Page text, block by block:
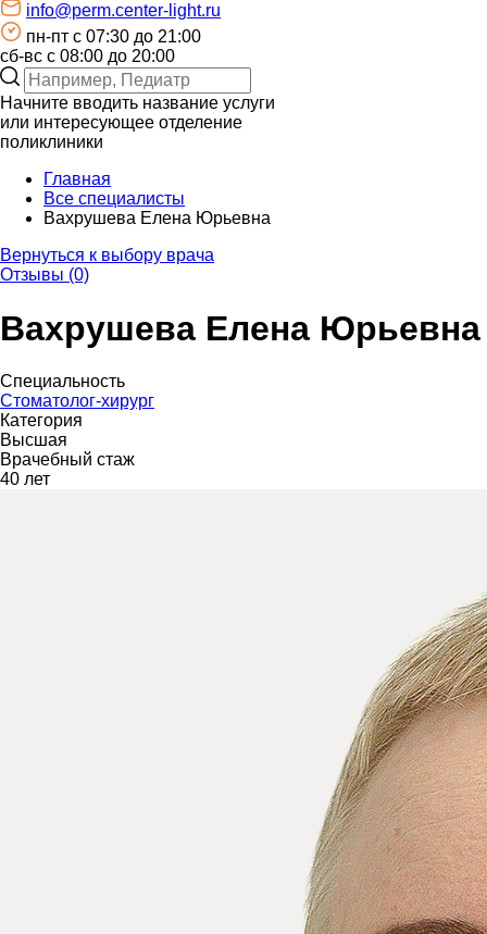
info@perm.center-light.ru
пн-пт c 07:30 до 21:00
сб-вс с 08:00 до 20:00
Начните вводить название услуги
или интересующее отделение
поликлиники
Главная
Все специалисты
Вахрушева Елена Юрьевна
Вернуться к выбору врача
Отзывы (0)
Вахрушева Елена Юрьевна
Специальность
Стоматолог-хирург
Категория
Высшая
Врачебный стаж
40 лет